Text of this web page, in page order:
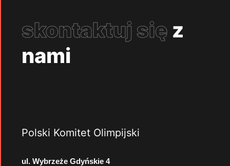
skontaktuj się z
nami
Polski Komitet Olimpijski
ul. Wybrzeże Gdyńskie 4